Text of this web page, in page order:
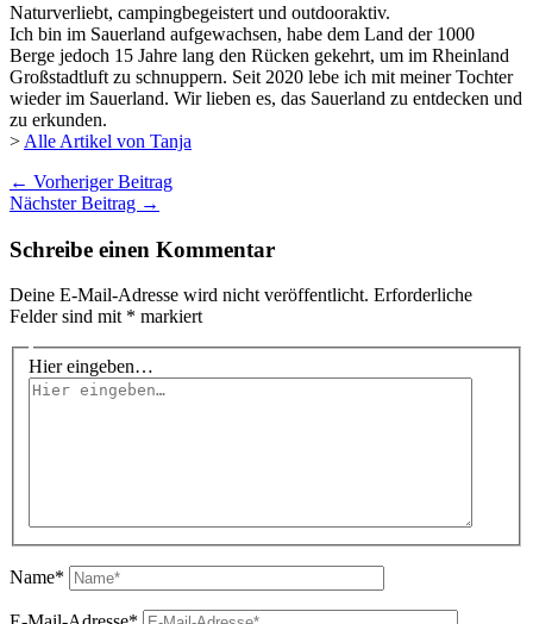
Naturverliebt, campingbegeistert und outdooraktiv.
Ich bin im Sauerland aufgewachsen, habe dem Land der 1000
Berge jedoch 15 Jahre lang den Rücken gekehrt, um im Rheinland
Großstadtluft zu schnuppern. Seit 2020 lebe ich mit meiner Tochter
wieder im Sauerland. Wir lieben es, das Sauerland zu entdecken und
zu erkunden.
> Alle Artikel von Tanja
← Vorheriger Beitrag
Nächster Beitrag →
Schreibe einen Kommentar
Deine E-Mail-Adresse wird nicht veröffentlicht. Erforderliche
Felder sind mit * markiert
Hier eingeben…
Name*